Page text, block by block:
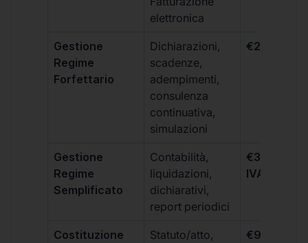
elettronica
Gestione
Regime
Forfettario
Dichiarazioni,
scadenze,
adempimenti,
consulenza
continuativa,
simulazioni
€264 +
Gestione
Regime
Semplificato
Contabilità,
liquidazioni,
dichiarativi,
report periodici
€300 +
IVA/
Costituzione
Statuto/atto,
€99 + IVA